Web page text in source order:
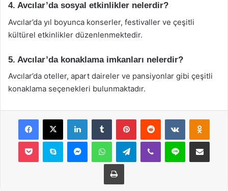
4. Avcılar’da sosyal etkinlikler nelerdir?
Avcılar’da yıl boyunca konserler, festivaller ve çeşitli
kültürel etkinlikler düzenlenmektedir.
5. Avcılar’da konaklama imkanları nelerdir?
Avcılar’da oteller, apart daireler ve pansiyonlar gibi çeşitli
konaklama seçenekleri bulunmaktadır.
Facebook
X LinkedInTumblr PinterestReddit VKontakte
Pocket Skype MessengerWhatsAppTelegramViber Line E-Posta ile
Yazdır